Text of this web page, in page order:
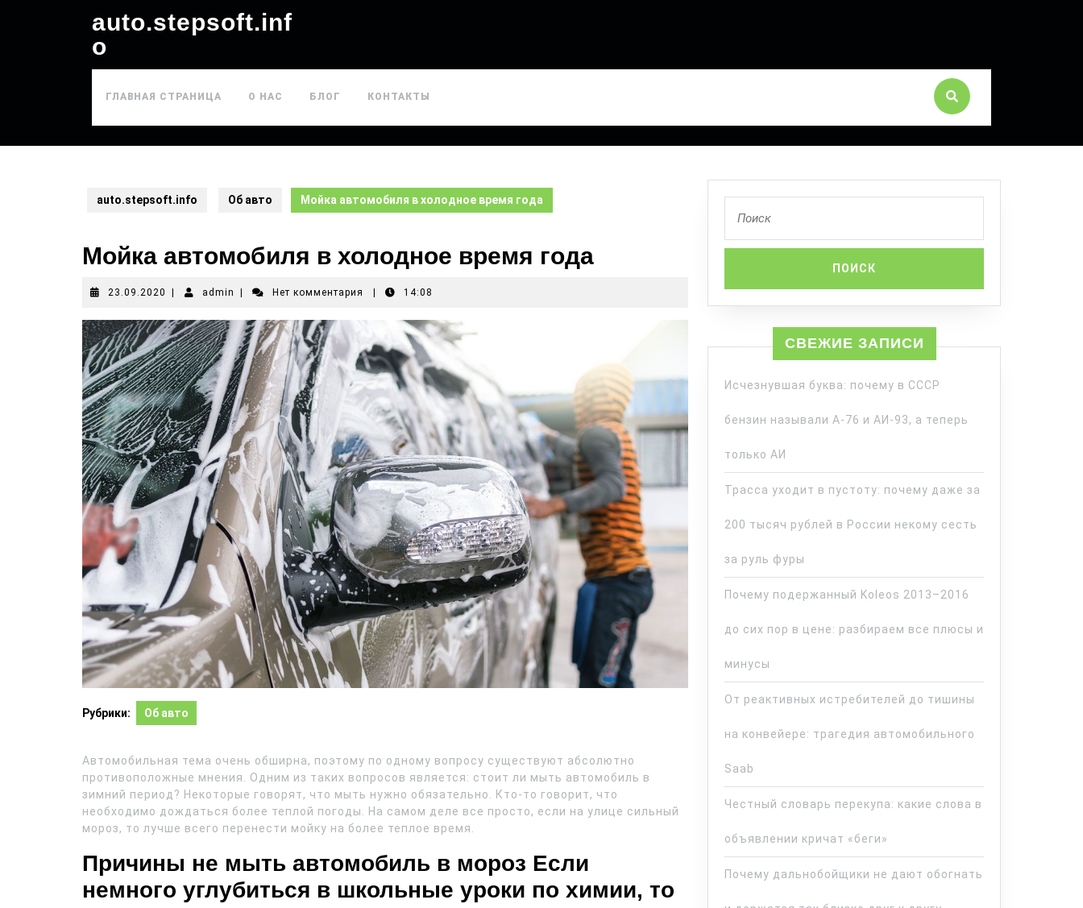
auto.stepsoft.inf
o
ГЛАВНАЯ СТРАНИЦА О НАС БЛОГ КОНТАКТЫ
auto.stepsoft.info Об авто Мойка автомобиля в холодное время года
Мойка автомобиля в холодное время года
23.09.2020 admin Нет комментария 14:08
Рубрики: Об авто
Автомобильная тема очень обширна, поэтому по одному вопросу существуют абсолютно
противоположные мнения. Одним из таких вопросов является: стоит ли мыть автомобиль в
зимний период? Некоторые говорят, что мыть нужно обязательно. Кто-то говорит, что
необходимо дождаться более теплой погоды. На самом деле все просто, если на улице сильный
мороз, то лучше всего перенести мойку на более теплое время.
Причины не мыть автомобиль в мороз Если
немного углубиться в школьные уроки по химии, то
СВЕЖИЕ ЗАПИСИ
Исчезнувшая буква: почему в СССР
бензин называли А-76 и АИ-93, а теперь
только АИ
Трасса уходит в пустоту: почему даже за
200 тысяч рублей в России некому сесть
за руль фуры
Почему подержанный Koleos 2013–2016
до сих пор в цене: разбираем все плюсы и
минусы
От реактивных истребителей до тишины
на конвейере: трагедия автомобильного
Saab
Честный словарь перекупа: какие слова в
объявлении кричат «беги»
Почему дальнобойщики не дают обогнать